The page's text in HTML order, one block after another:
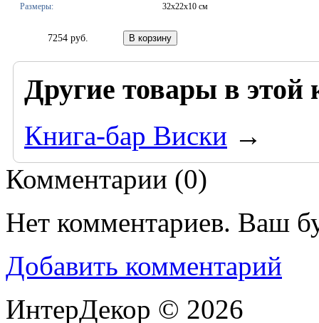
Размеры:
32х22х10 см
7254 руб.
Другие товары в этой
Книга-бар Виски →
Комментарии (0)
Нет комментариев. Ваш
Добавить комментарий
ИнтерДекор © 2026